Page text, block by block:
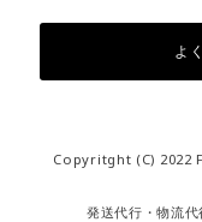
よ
Copyritght (C) 2022
発送代行・物流